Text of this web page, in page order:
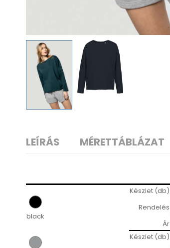
LEÍRÁS MÉRETTÁBLÁZAT
black
Készlet (db)
Rendelés
Ár
Készlet (db)